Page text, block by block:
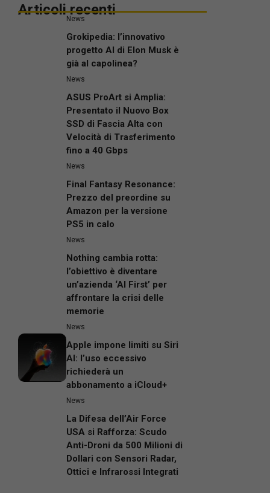
Articoli recenti
News
Grokipedia: l’innovativo
progetto AI di Elon Musk è
già al capolinea?
News
ASUS ProArt si Amplia:
Presentato il Nuovo Box
SSD di Fascia Alta con
Velocità di Trasferimento
fino a 40 Gbps
News
Final Fantasy Resonance:
Prezzo del preordine su
Amazon per la versione
PS5 in calo
News
Nothing cambia rotta:
l’obiettivo è diventare
un’azienda ‘AI First’ per
affrontare la crisi delle
memorie
News
Apple impone limiti su Siri
AI: l’uso eccessivo
richiederà un
abbonamento a iCloud+
News
La Difesa dell’Air Force
USA si Rafforza: Scudo
Anti-Droni da 500 Milioni di
Dollari con Sensori Radar,
Ottici e Infrarossi Integrati